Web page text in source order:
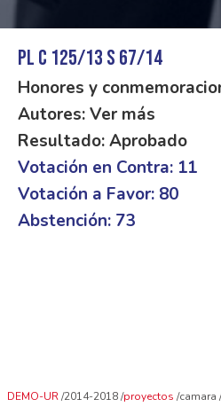
PL C 125/13 S 67/14
Honores y
Autores: Ver más
Resultado: Aprobado
Votación en Contra: 11
Votación a Favor: 80
Abstención: 73
DEMO-UR 2014-2018 proyectos camara